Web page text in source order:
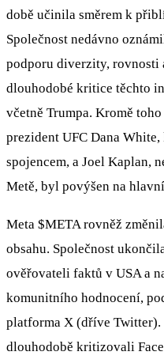
době učinila směrem k
Společnost nedávno
podporu diverzity, rovnosti
dlouhodobé kritice těchto
včetně Trumpa. Kromě
prezident UFC Dana
spojencem, a Joel Kaplan,
Metě, byl povýšen na
Meta $METArovněž
obsahu. Společnost
ověřovateli faktů v USA a
komunitního hodnocení,
platforma X (dříve
dlouhodobě kritizovali